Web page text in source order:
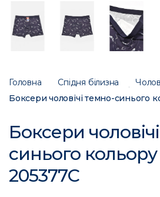
Головна Спідня білизна
Боксери чоловічі темно-синього
Боксери
синього кольору
205377C